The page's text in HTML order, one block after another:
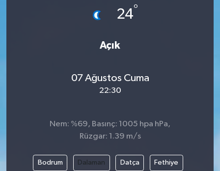
24°
Açık
07 Ağustos Cuma
22:30
Nem: %69, Basınç: 1005 hpa hPa,
Rüzgar: 1.39 m/s
Bodrum Dalaman Datça Fethiye